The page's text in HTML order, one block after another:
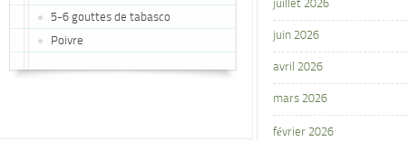
5-6 gouttes de tabasco
Poivre
juillet 2026
juin 2026
avril 2026
mars 2026
février 2026